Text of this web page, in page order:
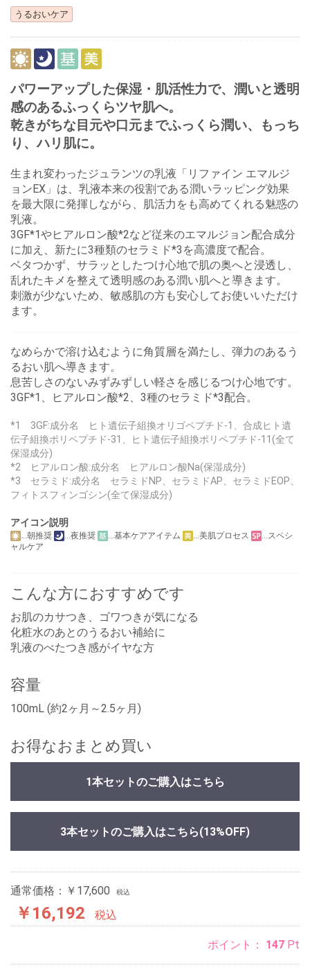
うるおいケア
パワーアップした保湿・肌活性力で、潤いと透明
感のあるふっくらツヤ肌へ。
乾きがちな目元や口元までふっくら潤い、もっち
り、ハリ肌に。
生まれ変わったジュランツの乳液「リファイン エマルジ
ョンEX」は、乳液本来の役割である潤いラッピング効果
を最大限に発揮しながら、肌活力をも高めてくれる魅惑の
乳液。
3GF*1やヒアルロン酸*2など従来のエマルジョン配合成分
に加え、新たに3種類のセラミド*3を高濃度で配合。
ベタつかず、サラッとしたつけ心地で肌の奥へと浸透し、
乱れたキメを整えて透明感のある潤い肌へと導きます。
刺激が少ないため、敏感肌の方も安心してお使いいただけ
ます。
なめらかで溶け込むように角質層を満たし、弾力のあるう
るおい肌へ導きます。
息苦しさのないみずみずしい軽さを感じるつけ心地です。
3GF*1、ヒアルロン酸*2、3種のセラミド*3配合。
*1 3GF:成分名 ヒト遺伝子組換オリゴペプチド-1、合成ヒト遺
伝子組換ポリペプチド-31、ヒト遺伝子組換ポリペプチド-11(全て
保湿成分)
*2 ヒアルロン酸:成分名 ヒアルロン酸Na(保湿成分)
*3 セラミド:成分名 セラミドNP、セラミドAP、セラミドEOP、
フィトスフィンゴシン(全て保湿成分)
アイコン説明
…朝推奨 …夜推奨 …基本ケアアイテム …美肌プロセス
…スペシ
ャルケア
こんな方におすすめです
お肌のカサつき、ゴワつきが気になる
化粧水のあとのうるおい補給に
乳液のべたつき感がイヤな方
容量
100mL (約2ヶ月～2.5ヶ月)
お得なおまとめ買い
1本セットのご購入はこちら
3本セットのご購入はこちら(13%OFF)
通常価格：￥17,600 税込
￥16,192 税込
ポイント： 147 Pt